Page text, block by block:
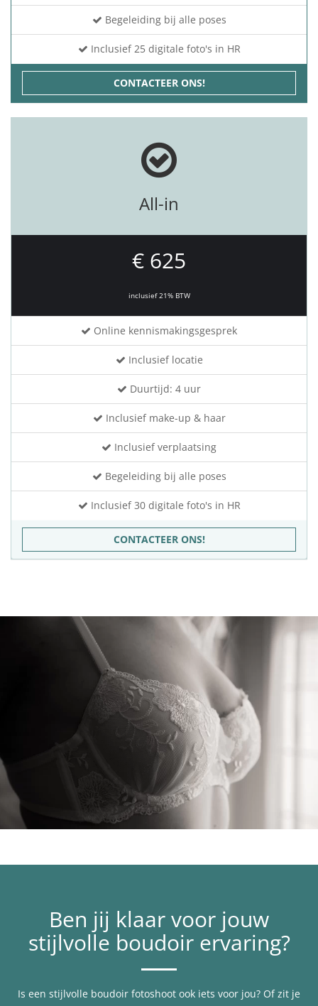
Begeleiding bij alle poses
Inclusief 25 digitale foto's in HR
CONTACTEER ONS!
All-in
€ 625
inclusief 21% BTW
Online kennismakingsgesprek
Inclusief locatie
Duurtijd: 4 uur
Inclusief make-up & haar
Inclusief verplaatsing
Begeleiding bij alle poses
Inclusief 30 digitale foto's in HR
CONTACTEER ONS!
Ben jij klaar voor jouw
stijlvolle boudoir ervaring?
Is een stijlvolle boudoir fotoshoot ook iets voor jou? Of zit je